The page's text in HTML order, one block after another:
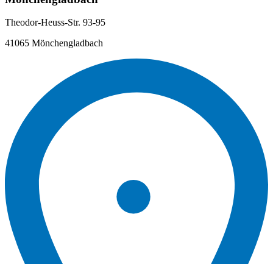
Theodor-Heuss-Str. 93-95
41065 Mönchengladbach